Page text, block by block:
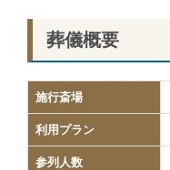
葬儀概要
施行斎場
利用プラン
参列人数